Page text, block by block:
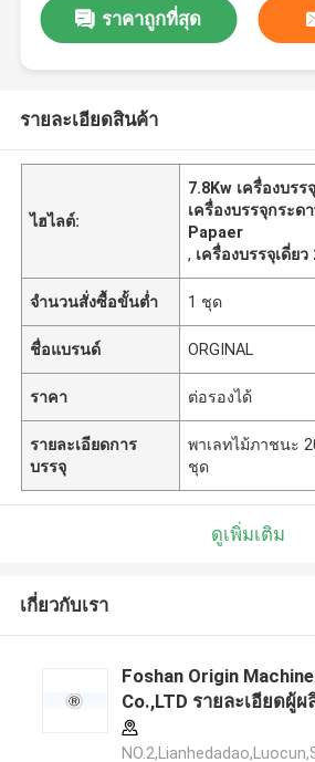
ราคาถูกที่สุด
รายละเอียดสินค้า
ไฮไลต์:
7.8Kw เครื่องบร
เครื่องบรรจุกระด
Papaer
, เครื่องบรรจุเดี่ย
จำนวนสั่งซื้อขั้นต่ำ 1 ชุด
ชื่อแบรนด์ ORGINAL
ราคา ต่อรองได้
รายละเอียดการ
บรรจุ
พาเลทไม้ภาชนะ
ชุด
ดูเพิ่มเติม
เกี่ยวกับเรา
Foshan Origin
Co.,LTD รายละเอียดผู้ผ